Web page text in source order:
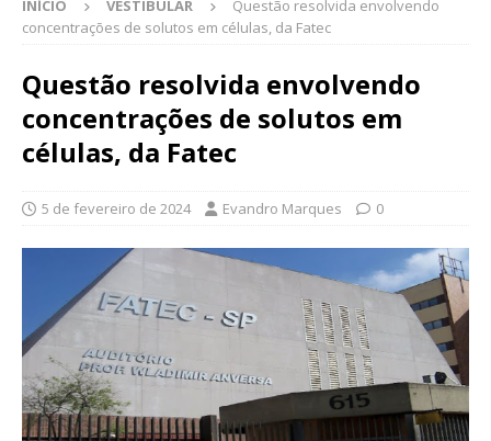
INÍCIO VESTIBULAR
Questão resolvida envolvendo
concentrações de solutos em células, da Fatec
Questão resolvida envolvendo
concentrações de solutos em
células, da Fatec
5 de fevereiro de 2024 Evandro Marques 0